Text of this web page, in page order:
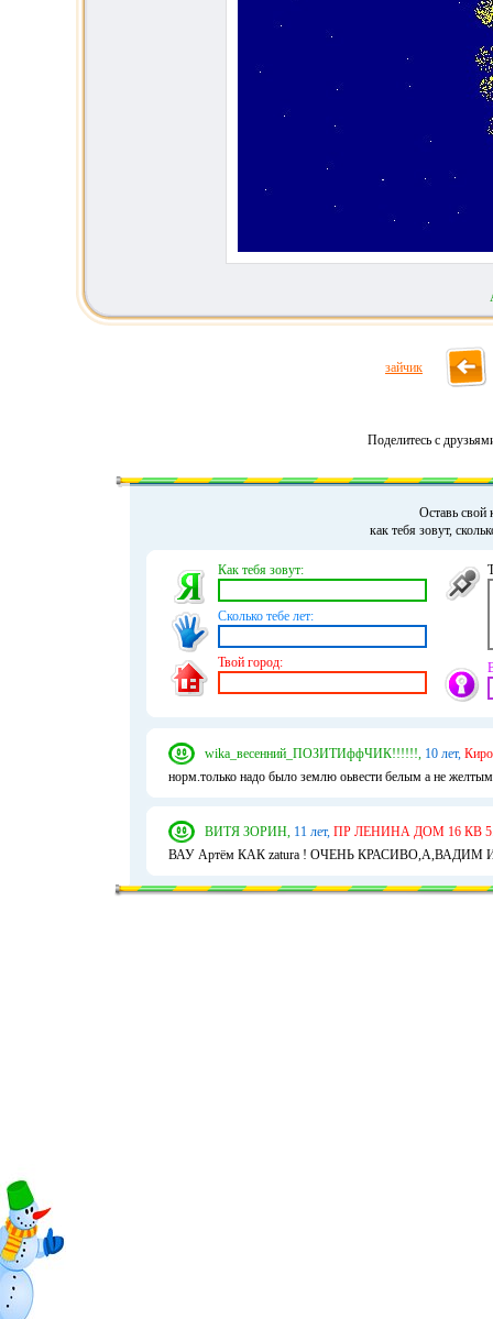
зайчик
Поделитесь с
Оставь свой
как тебя зовут,
Как тебя зовут:
Сколько тебе лет:
Твой город:
wika_весенний_ПОЗИТИффЧИК!!!!!!, 10 лет,
норм.только надо было землю оьвести белым а не
ВИТЯ ЗОРИН, 11 лет, ПР ЛЕНИНА ДОМ 16 КВ
ВАУ Артём КАК zatura ! ОЧЕНЬ